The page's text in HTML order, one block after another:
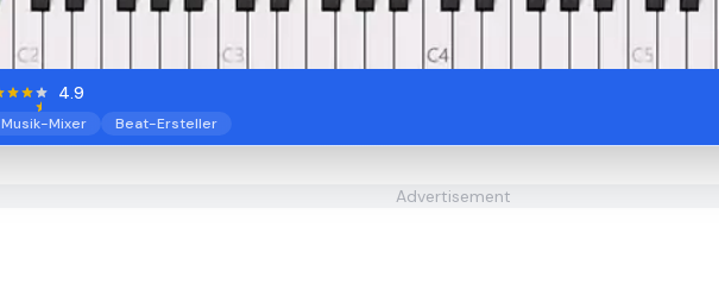
4.9
Musik-Mixer Beat-Ersteller
Advertisement